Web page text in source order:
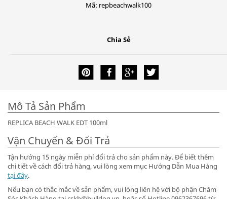
Mã: repbeachwalk100
Chia Sẻ
Mô Tả Sản Phẩm
REPLICA BEACH WALK EDT 100ml
Vận Chuyển & Đổi Trả
Tận hưởng 15 ngày miễn phí đổi trả cho sản phẩm này. Để biết thêm
chi tiết về cách đổi trả hàng, vui lòng xem mục Hướng Dẫn Mua Hàng
tại đây.
Nếu bạn có thắc mắc về sản phẩm, vui lòng liên hệ với bộ phận Chăm